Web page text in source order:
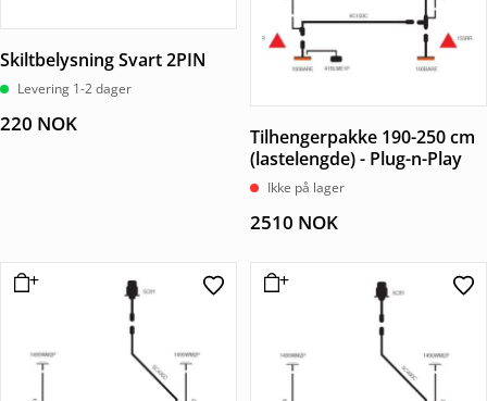
Skiltbelysning Svart 2PIN
Levering 1-2 dager
220 NOK
Tilhengerpakke 190-250 cm
(lastelengde) - Plug-n-Play
Ikke på lager
2510 NOK